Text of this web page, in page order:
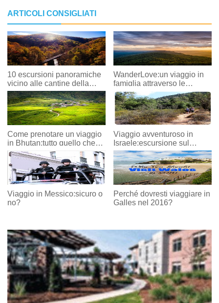
ARTICOLI CONSIGLIATI
10 escursioni panoramiche
vicino alle cantine della
Virginia
WanderLove:un viaggio in
famiglia attraverso le
montagne della Virginia
Come prenotare un viaggio
in Bhutan:tutto quello che
c'è da sapere
Viaggio avventuroso in
Israele:escursione sul
sentiero nazionale (parte II)
Viaggio in Messico:sicuro o
no?
Perché dovresti viaggiare in
Galles nel 2016?